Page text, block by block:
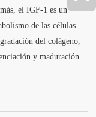
el IGF-1 es un
de las células
del colágeno,
y maduración